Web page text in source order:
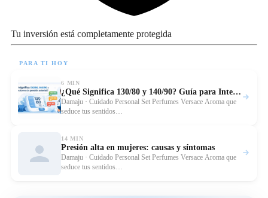
Tu inversión está completamente protegida
PARA TI HOY
6 MIN
¿Qué Significa 130/80 y 140/90? Guía para Interpretar tu Presión
Damaju · Cuidado Personal Set Perfumes Versace Aroma que
seduce tus sentidos…
14 MIN
Presión alta en mujeres: causas y síntomas
Damaju · Cuidado Personal Set Perfumes Versace Aroma que
seduce tus sentidos…